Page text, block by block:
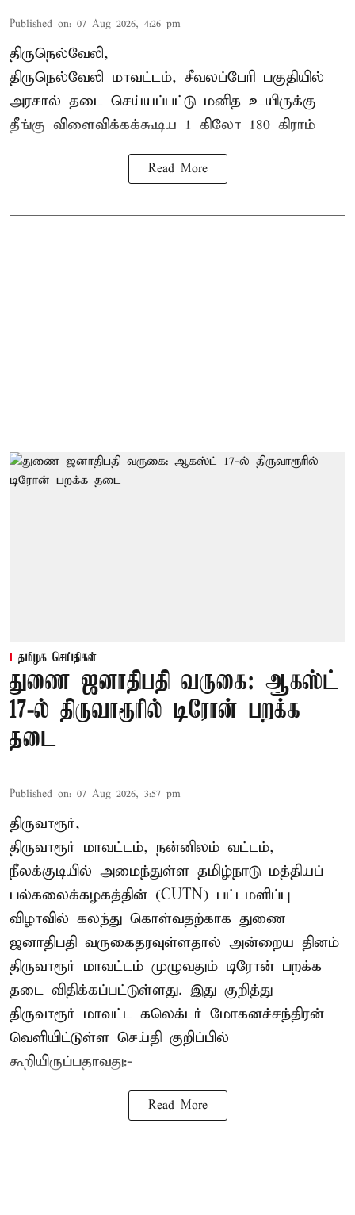
Published on: 07 Aug 2026, 4:26 pm
திருநெல்வேலி,
திருநெல்வேலி மாவட்டம், சீவலப்பேரி பகுதியில்
அரசால் தடை செய்யப்பட்டு மனித உயிருக்கு
தீங்கு விளைவிக்கக்கூடிய 1 கிலோ 180 கிராம்
Read More
தமிழக செய்திகள்
துணை ஜனாதிபதி வருகை: ஆகஸ்ட்
17-ல் திருவாரூரில் டிரோன் பறக்க
தடை
Published on: 07 Aug 2026, 3:57 pm
திருவாரூர்,
திருவாரூர் மாவட்டம், நன்னிலம் வட்டம்,
நீலக்குடியில் அமைந்துள்ள தமிழ்நாடு மத்தியப்
பல்கலைக்கழகத்தின் (CUTN) பட்டமளிப்பு
விழாவில் கலந்து கொள்வதற்காக துணை
ஜனாதிபதி வருகைதரவுள்ளதால் அன்றைய தினம்
திருவாரூர் மாவட்டம் முழுவதும் டிரோன் பறக்க
தடை விதிக்கப்பட்டுள்ளது. இது குறித்து
திருவாரூர் மாவட்ட கலெக்டர் மோகனச்சந்திரன்
வெளியிட்டுள்ள செய்தி குறிப்பில்
கூறியிருப்பதாவது:-
Read More